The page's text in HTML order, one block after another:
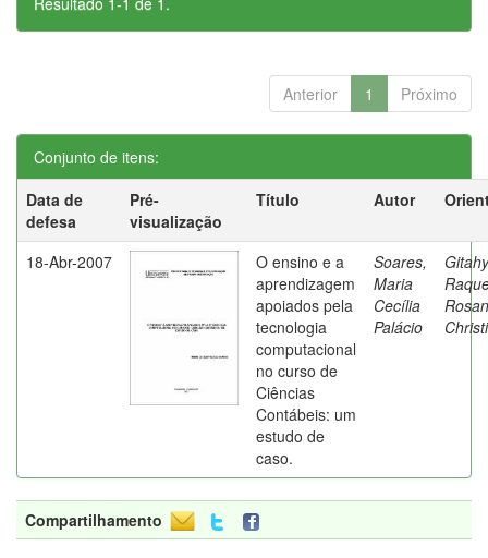
Anterior 1 Próximo
Conjunto de itens:
Data de
defesa
Pré-
visualização
Título Autor
18-Abr-2007
O ensino e a
aprendizagem
apoiados pela
tecnologia
computacional
no curso de
Ciências
Contábeis: um
estudo de
caso.
Soares,
Maria
Cecília
Palácio
Rosan
Compartilhamento